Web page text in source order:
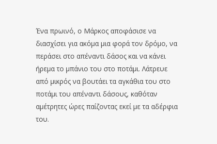
Ένα πρωινό, ο Μάρκος αποφάσισε να
διασχίσει για ακόμα μια φορά τον δρόμο, να
περάσει στο απέναντι δάσος και να κάνει
ήρεμα το μπάνιο του στο ποτάμι. Λάτρευε
από μικρός να βουτάει τα αγκάθια του στο
ποτάμι του απέναντι δάσους, καθόταν
αμέτρητες ώρες παίζοντας εκεί με τα αδέρφια
του.